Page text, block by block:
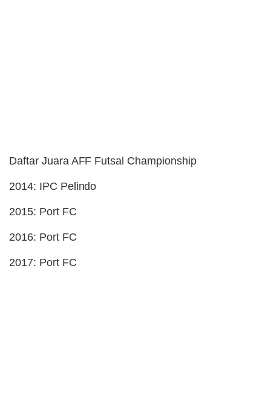
Daftar Juara AFF Futsal Championship
2014: IPC Pelindo
2015: Port FC
2016: Port FC
2017: Port FC